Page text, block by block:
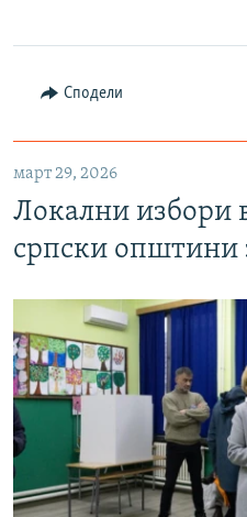
Сподели
март 29, 2026
Локални избори
српски општини